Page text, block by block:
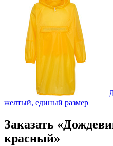
желтый, единый размер
Заказать
красный»